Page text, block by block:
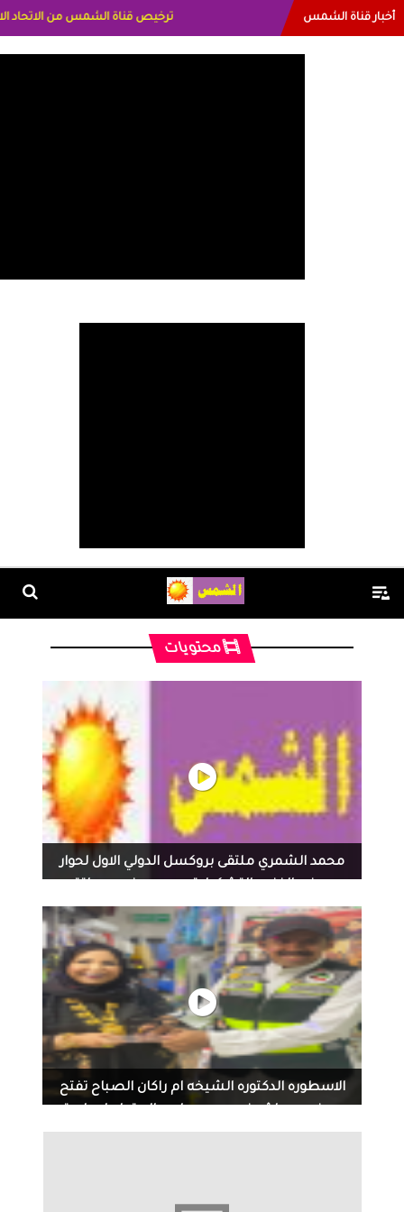
أخبار قناة الشمس
محتويات
محمد الشمري ملتقى بروكسل الدولي الاول لحوار
بروكسل...
محمد الشمري ملتقى بروكسل الدولي الاول لحوار معرض
الفنون التشكيلية وهو من ضمن ملتقى بروكسل الدولي
والذي اقامه مركز المجلس الاوربي العربي لتعدد الثقافات في
بلجيكا
الاسطوره الدكتوره الشيخه ام راكان الصباح تفتح
ا. نوره...
حضور من سيدات المجتمع رؤساء واداره جمعيه نخبه